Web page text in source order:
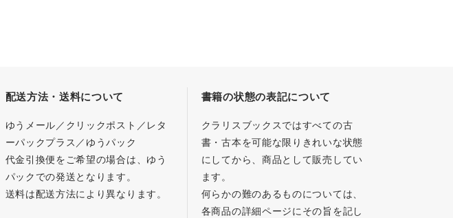
配送方法・送料について
ゆうメール／クリックポスト／レタ
ーパックプラス／ゆうパック
代金引換便をご希望の場合は、ゆう
パックでの発送となります。
送料は配送方法により異なります。
書籍の状態の表記について
クラリスブックスではすべての古
書・古本を可能な限りきれいな状態
にしてから、商品として販売してい
ます。
何らかの難のあるものについては、
各商品の詳細ページにその旨を記し